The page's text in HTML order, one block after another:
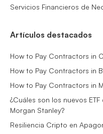
Servicios Financieros de
Artículos destacados
How to Pay Contractors in
How to Pay Contractors in
How to Pay Contractors in
¿Cuáles son los nuevos
Morgan Stanley?
Resiliencia Cripto en